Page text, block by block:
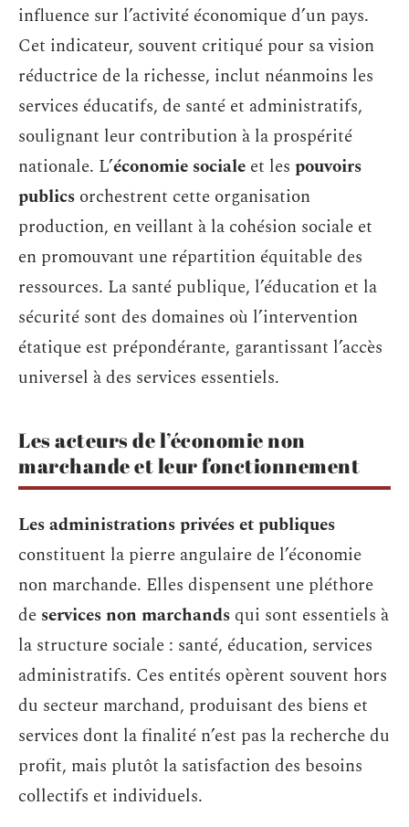
influence sur l’activité économique d’un pays.
Cet indicateur, souvent critiqué pour sa vision
réductrice de la richesse, inclut néanmoins les
services éducatifs, de santé et administratifs,
soulignant leur contribution à la prospérité
nationale. L’économie sociale et les pouvoirs
publics orchestrent cette organisation
production, en veillant à la cohésion sociale et
en promouvant une répartition équitable des
ressources. La santé publique, l’éducation et la
sécurité sont des domaines où l’intervention
étatique est prépondérante, garantissant l’accès
universel à des services essentiels.
Les acteurs de l’économie non
marchande et leur fonctionnement
Les administrations privées et publiques
constituent la pierre angulaire de l’économie
non marchande. Elles dispensent une pléthore
de services non marchands qui sont essentiels à
la structure sociale : santé, éducation, services
administratifs. Ces entités opèrent souvent hors
du secteur marchand, produisant des biens et
services dont la finalité n’est pas la recherche du
profit, mais plutôt la satisfaction des besoins
collectifs et individuels.